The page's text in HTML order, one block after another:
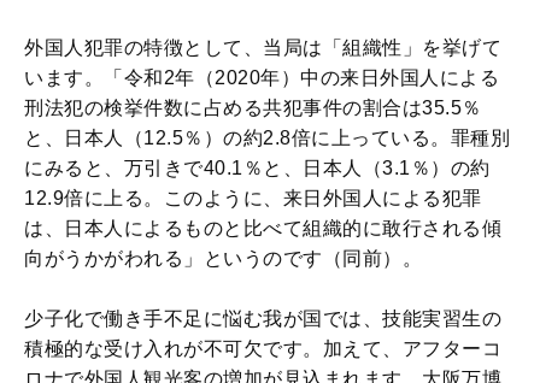
外国人犯罪の特徴として、当局は「組織性」を挙げて
います。「令和2年（2020年）中の来日外国人による
刑法犯の検挙件数に占める共犯事件の割合は35.5％
と、日本人（12.5％）の約2.8倍に上っている。罪種別
にみると、万引きで40.1％と、日本人（3.1％）の約
12.9倍に上る。このように、来日外国人による犯罪
は、日本人によるものと比べて組織的に敢行される傾
向がうかがわれる」というのです（同前）。
少子化で働き手不足に悩む我が国では、技能実習生の
積極的な受け入れが不可欠です。加えて、アフターコ